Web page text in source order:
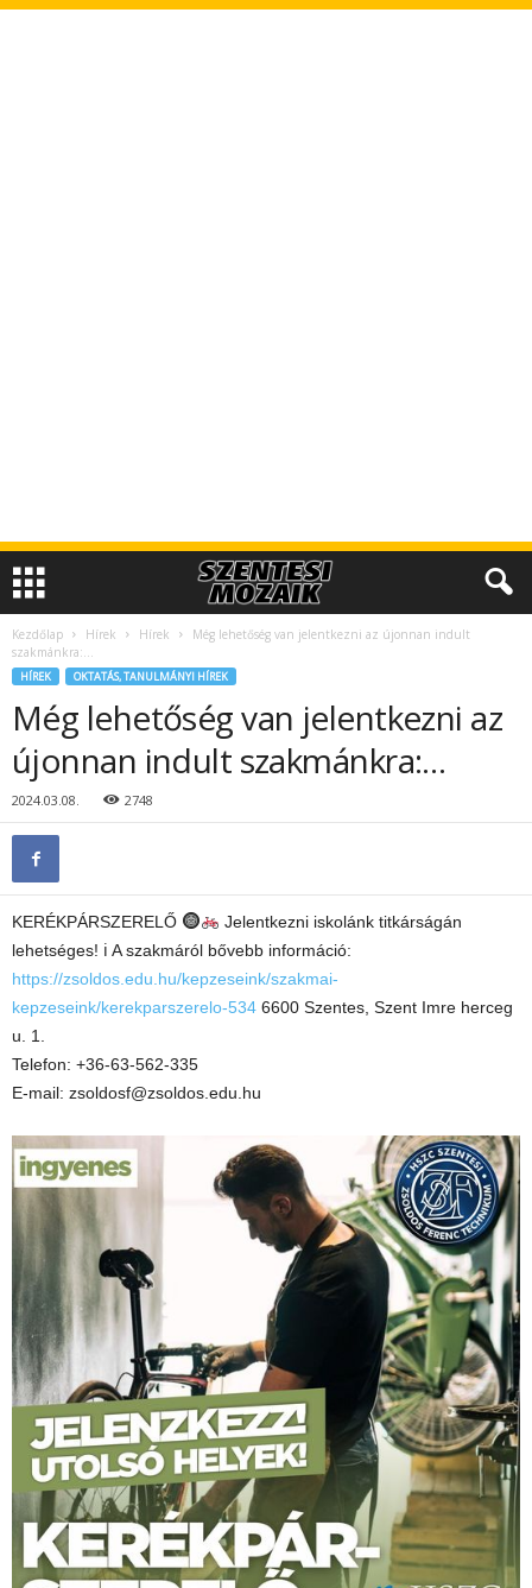
Kezdőlap Hírek Hírek
Még lehetőség van jelentkezni az újonnan indult
szakmánkra:…
HÍREK OKTATÁS, TANULMÁNYI HÍREK
Még lehetőség van jelentkezni az
újonnan indult szakmánkra:…
2024.03.08. 2748
KERÉKPÁRSZERELŐ
Jelentkezni iskolánk titkárságán
lehetséges! ℹ A szakmáról bővebb információ:
https://zsoldos.edu.hu/kepzeseink/szakmai-
kepzeseink/kerekparszerelo-534 6600 Szentes, Szent Imre herceg
u. 1.
Telefon: +36-63-562-335
E-mail: zsoldosf@zsoldos.edu.hu